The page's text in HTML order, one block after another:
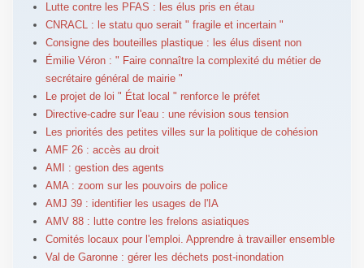
Lutte contre les PFAS : les élus pris en étau
CNRACL : le statu quo serait " fragile et incertain "
Consigne des bouteilles plastique : les élus disent non
Émilie Véron : " Faire connaître la complexité du métier de
secrétaire général de mairie "
Le projet de loi " État local " renforce le préfet
Directive-cadre sur l'eau : une révision sous tension
Les priorités des petites villes sur la politique de cohésion
AMF 26 : accès au droit
AMI : gestion des agents
AMA : zoom sur les pouvoirs de police
AMJ 39 : identifier les usages de l'IA
AMV 88 : lutte contre les frelons asiatiques
Comités locaux pour l'emploi. Apprendre à travailler ensemble
Val de Garonne : gérer les déchets post-inondation